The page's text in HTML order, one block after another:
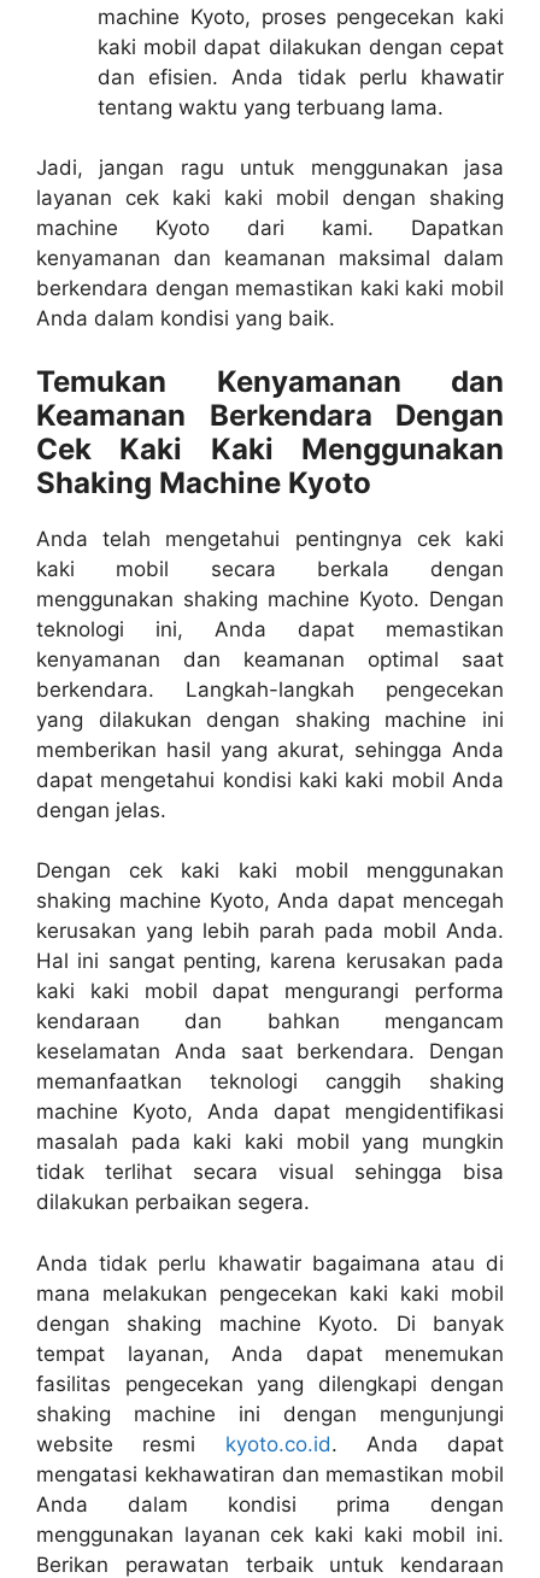
machine Kyoto, proses pengecekan kaki
kaki mobil dapat dilakukan dengan cepat
dan efisien. Anda tidak perlu khawatir
tentang waktu yang terbuang lama.
Jadi, jangan ragu untuk menggunakan jasa
layanan cek kaki kaki mobil dengan shaking
machine Kyoto dari kami. Dapatkan
kenyamanan dan keamanan maksimal dalam
berkendara dengan memastikan kaki kaki mobil
Anda dalam kondisi yang baik.
Temukan Kenyamanan dan
Keamanan Berkendara Dengan
Cek Kaki Kaki Menggunakan
Shaking Machine Kyoto
Anda telah mengetahui pentingnya cek kaki
kaki mobil secara berkala dengan
menggunakan shaking machine Kyoto. Dengan
teknologi ini, Anda dapat memastikan
kenyamanan dan keamanan optimal saat
berkendara. Langkah-langkah pengecekan
yang dilakukan dengan shaking machine ini
memberikan hasil yang akurat, sehingga Anda
dapat mengetahui kondisi kaki kaki mobil Anda
dengan jelas.
Dengan cek kaki kaki mobil menggunakan
shaking machine Kyoto, Anda dapat mencegah
kerusakan yang lebih parah pada mobil Anda.
Hal ini sangat penting, karena kerusakan pada
kaki kaki mobil dapat mengurangi performa
kendaraan dan bahkan mengancam
keselamatan Anda saat berkendara. Dengan
memanfaatkan teknologi canggih shaking
machine Kyoto, Anda dapat mengidentifikasi
masalah pada kaki kaki mobil yang mungkin
tidak terlihat secara visual sehingga bisa
dilakukan perbaikan segera.
Anda tidak perlu khawatir bagaimana atau di
mana melakukan pengecekan kaki kaki mobil
dengan shaking machine Kyoto. Di banyak
tempat layanan, Anda dapat menemukan
fasilitas pengecekan yang dilengkapi dengan
shaking machine ini dengan mengunjungi
website resmi kyoto.co.id. Anda dapat
mengatasi kekhawatiran dan memastikan mobil
Anda dalam kondisi prima dengan
menggunakan layanan cek kaki kaki mobil ini.
Berikan perawatan terbaik untuk kendaraan